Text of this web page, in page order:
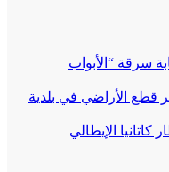
سرقة “الأبواب
تزوير قطع الأراضي في بلدية
الإيطالي